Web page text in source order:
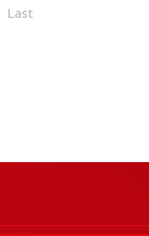
Last